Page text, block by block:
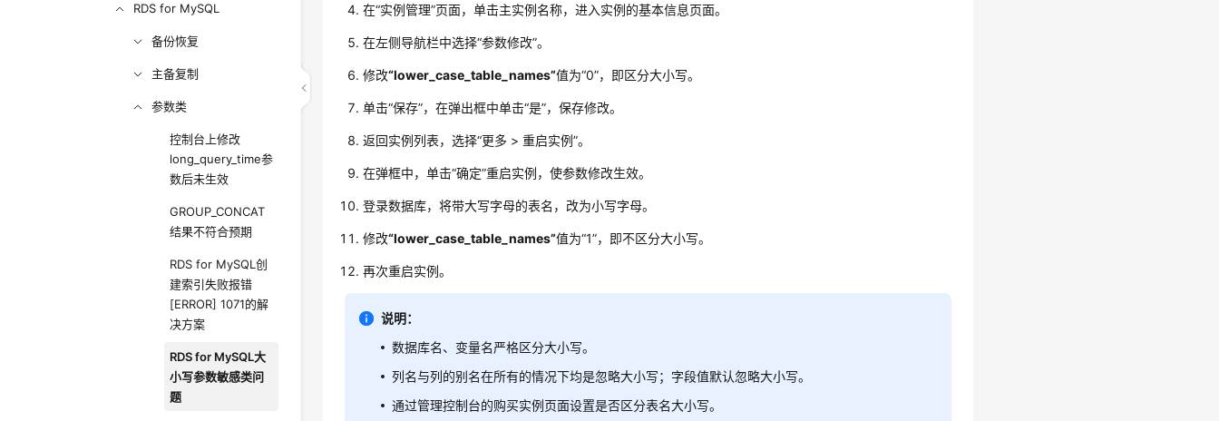
RDS for MySQL
备份恢复
主备复制
参数类
控制台上修改
long_query_time参
数后未生效
GROUP_CONCAT
结果不符合预期
RDS for MySQL创
建索引失败报错
[ERROR] 1071的解
决方案
RDS for MySQL大
小写参数敏感类问
题
在“实例管理”页面，单击主实例名称，进入实例的基本信息页面。
在左侧导航栏中选择“参数修改”。
修改“lower_case_table_names”值为“0”，即区分大小写。
单击“保存”，在弹出框中单击“是”，保存修改。
返回实例列表，选择“更多 > 重启实例”。
在弹框中，单击“确定”重启实例，使参数修改生效。
登录数据库，将带大写字母的表名，改为小写字母。
修改“lower_case_table_names”值为“1”，即不区分大小写。
再次重启实例。
说明：
数据库名、变量名严格区分大小写。
列名与列的别名在所有的情况下均是忽略大小写；字段值默认忽略大小写。
通过管理控制台的购买实例页面设置是否区分表名大小写。